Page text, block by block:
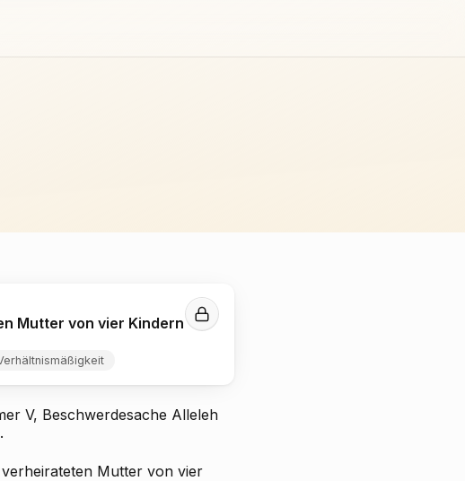
Mutter von vier Kindern
V, Beschwerdesache Alleleh
Mutter von vier